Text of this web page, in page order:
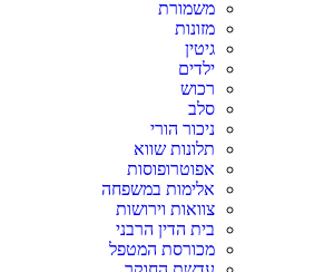
משמורת
מזונות
גיטין
ילדים
רכוש
סלב
ניכור הורי
תלונות שווא
אפוטרופוסות
אלימות במשפחה
צוואות וירושות
בית הדין הרבני
מכורסת המטפל